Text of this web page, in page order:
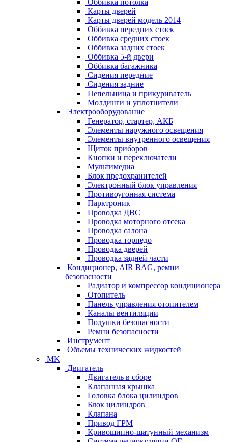
Оббивка потолка
Карты дверей
Карты дверей модель 2014
Оббивка передних стоек
Оббивка средних стоек
Оббивка задних стоек
Оббивка 5-й двери
Оббивка багажника
Сидения передние
Сидения задние
Пепельница и прикуриватель
Молдинги и уплотнители
Электрооборудование
Генератор, стартер, АКБ
Элементы наружного освещения
Элементы внутренного освещения
Щиток приборов
Кнопки и переключатели
Мультимедиа
Блок предохранителей
Электронный блок управления
Противоугонная система
Парктроник
Проводка ДВС
Проводка моторного отсека
Проводка салона
Проводка торпедо
Проводка дверей
Проводка задней части
Кондиционер, AIR BAG, ремни
безопасности
Радиатор и компрессор кондиционера
Отопитель
Панель управления отопителем
Каналы вентиляции
Подушки безопасности
Ремни безопасности
Инструмент
Объемы технических жидкостей
MK
Двигатель
Двигатель в сборе
Клапанная крышка
Головка блока цилиндров
Блок цилиндров
Клапана
Привод ГРМ
Кривошипно-шатунный механизм